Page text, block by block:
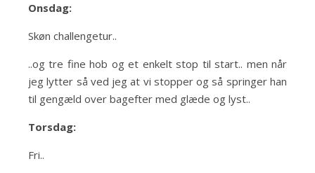
Onsdag:
Skøn challengetur..
..og tre fine hob og et enkelt stop til start.. men når
jeg lytter så ved jeg at vi stopper og så springer han
til gengæld over bagefter med glæde og lyst..
Torsdag:
Fri..